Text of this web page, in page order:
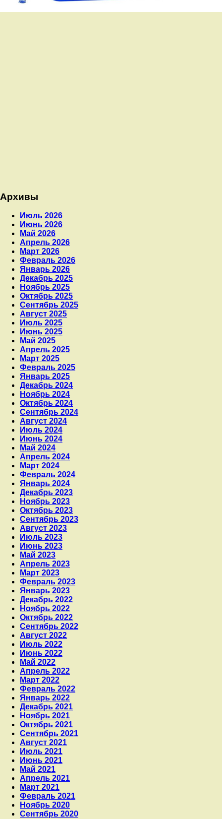
Архивы
Июль 2026
Июнь 2026
Май 2026
Апрель 2026
Март 2026
Февраль 2026
Январь 2026
Декабрь 2025
Ноябрь 2025
Октябрь 2025
Сентябрь 2025
Август 2025
Июль 2025
Июнь 2025
Май 2025
Апрель 2025
Март 2025
Февраль 2025
Январь 2025
Декабрь 2024
Ноябрь 2024
Октябрь 2024
Сентябрь 2024
Август 2024
Июль 2024
Июнь 2024
Май 2024
Апрель 2024
Март 2024
Февраль 2024
Январь 2024
Декабрь 2023
Ноябрь 2023
Октябрь 2023
Сентябрь 2023
Август 2023
Июль 2023
Июнь 2023
Май 2023
Апрель 2023
Март 2023
Февраль 2023
Январь 2023
Декабрь 2022
Ноябрь 2022
Октябрь 2022
Сентябрь 2022
Август 2022
Июль 2022
Июнь 2022
Май 2022
Апрель 2022
Март 2022
Февраль 2022
Январь 2022
Декабрь 2021
Ноябрь 2021
Октябрь 2021
Сентябрь 2021
Август 2021
Июль 2021
Июнь 2021
Май 2021
Апрель 2021
Март 2021
Февраль 2021
Ноябрь 2020
Сентябрь 2020